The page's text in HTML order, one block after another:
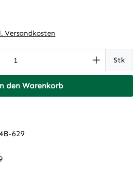
Versandkosten
Gib den gewünschtenStk
den Warenkorb
629